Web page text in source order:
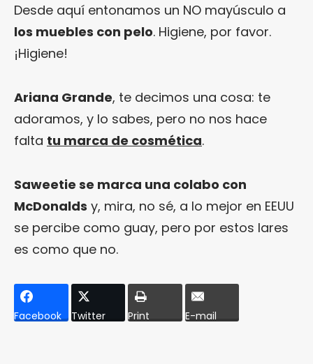
Desde aquí entonamos un NO mayúsculo a
los muebles con pelo. Higiene, por favor.
¡Higiene!
Ariana Grande, te decimos una cosa: te
adoramos, y lo sabes, pero no nos hace
falta tu marca de cosmética.
Saweetie se marca una colabo con
McDonalds y, mira, no sé, a lo mejor en EEUU
se percibe como guay, pero por estos lares
es como que no.
Facebook Twitter Print E-mail